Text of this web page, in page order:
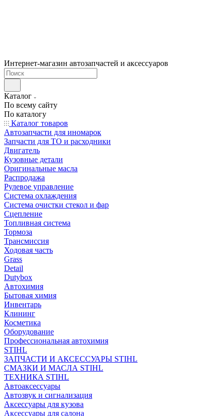
Интернет-магазин автозапчастей и аксессуаров
Каталог
По всему сайту
По каталогу
Каталог товаров
Автозапчасти для иномарок
Запчасти для ТО и расходники
Двигатель
Кузовные детали
Оригинальные масла
Распродажа
Рулевое управление
Система охлаждения
Система очистки стекол и фар
Сцепление
Топливная система
Тормоза
Трансмиссия
Ходовая часть
Grass
Detail
Dutybox
Автохимия
Бытовая химия
Инвентарь
Клининг
Косметика
Оборудование
Профессиональная автохимия
STIHL
ЗАПЧАСТИ И АКСЕССУАРЫ STIHL
СМАЗКИ И МАСЛА STIHL
ТЕХНИКА STIHL
Автоаксессуары
Автозвук и сигнализация
Аксессуары для кузова
Аксессуары для салона